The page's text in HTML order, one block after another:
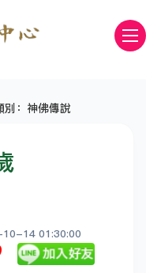
：神佛傳說
10-14 01:30:00